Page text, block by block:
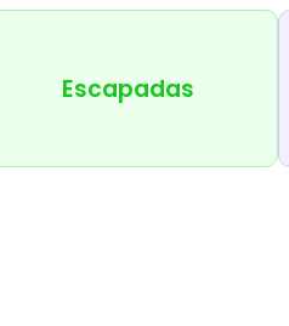
Escapadas